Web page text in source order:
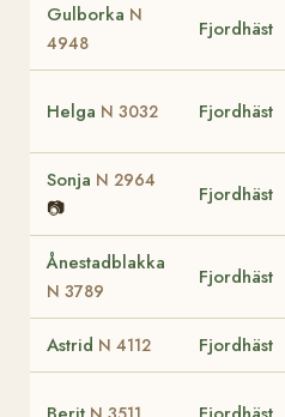
Gulborka N
4948
Fjordhäst
Helga N 3032 Fjordhäst
Sonja N 2964
📷
Fjordhäst
Ånestadblakka
N 3789
Fjordhäst
Astrid N 4112 Fjordhäst